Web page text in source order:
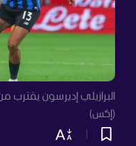
البرازيلي إديرسون يقترب
(إكس)